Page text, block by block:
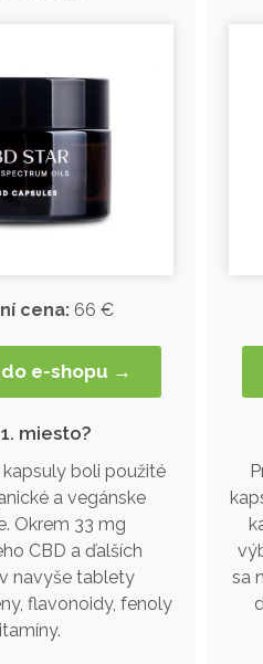
cena:66 €
e-shopu →
miesto?
boli použité
a vegánske
Okrem 33 mg
CBD a ďalších
navyše tablety
flavonoidy, fenoly
sa